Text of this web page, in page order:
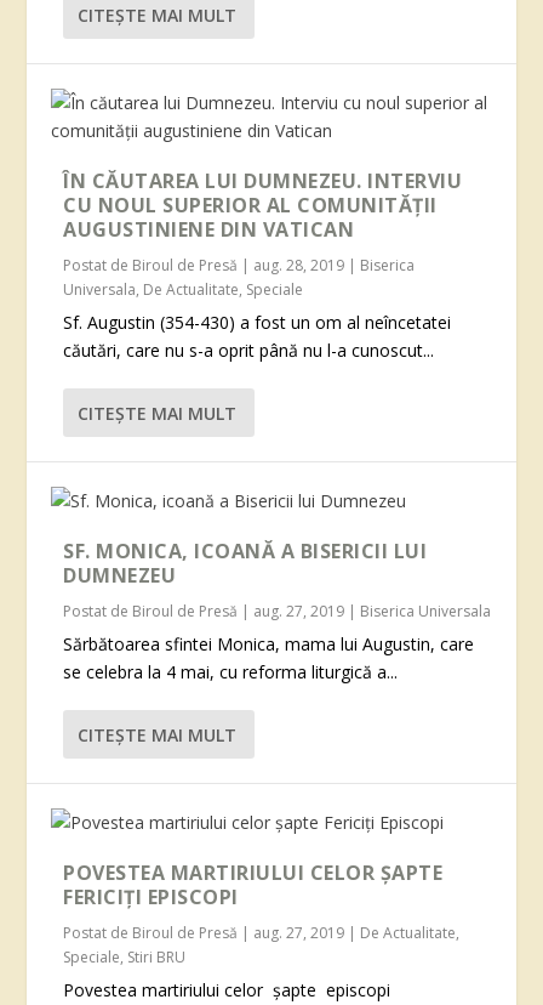
CITEŞTE MAI MULT
ÎN CĂUTAREA LUI DUMNEZEU. INTERVIU
CU NOUL SUPERIOR AL COMUNITĂȚII
AUGUSTINIENE DIN VATICAN
Postat de Biroul de Presă | aug. 28, 2019 | Biserica
Universala, De Actualitate, Speciale
Sf. Augustin (354-430) a fost un om al neîncetatei
căutări, care nu s-a oprit până nu l-a cunoscut...
CITEŞTE MAI MULT
SF. MONICA, ICOANĂ A BISERICII LUI
DUMNEZEU
Postat de Biroul de Presă | aug. 27, 2019 | Biserica Universala
Sărbătoarea sfintei Monica, mama lui Augustin, care
se celebra la 4 mai, cu reforma liturgică a...
CITEŞTE MAI MULT
POVESTEA MARTIRIULUI CELOR ȘAPTE
FERICIȚI EPISCOPI
Postat de Biroul de Presă | aug. 27, 2019 | De Actualitate,
Speciale, Stiri BRU
Povestea martiriului celor şapte episcopi